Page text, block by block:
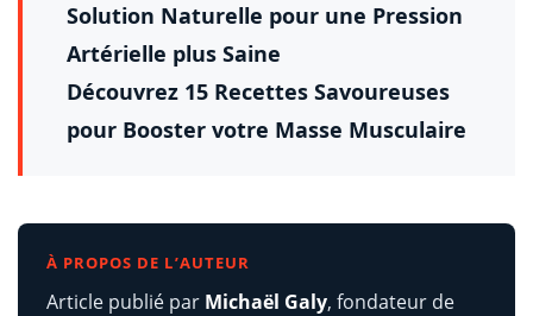
Solution Naturelle pour une Pression
Artérielle plus Saine
Découvrez 15 Recettes Savoureuses
pour Booster votre Masse Musculaire
À PROPOS DE L’AUTEUR
Article publié par Michaël Galy, fondateur de